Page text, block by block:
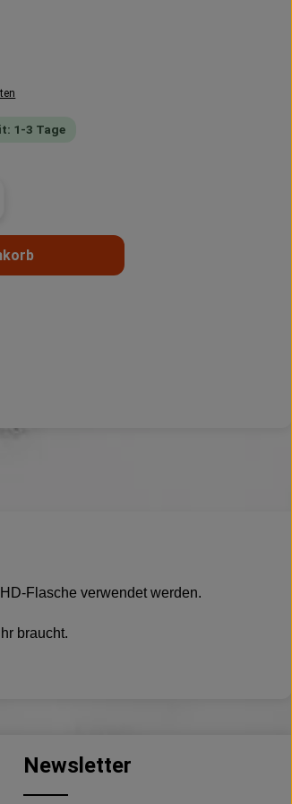
1-3 Tage
den gewünschten Wert
Flasche verwendet werden.
braucht.
Newsletter